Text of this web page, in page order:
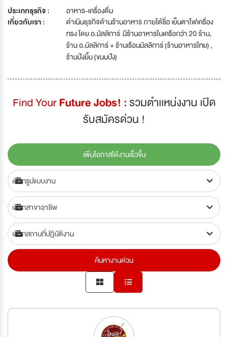
ประเภทธุรกิจ :
อาหาร-เครื่องดื่ม
เกี่ยวกับเรา :
ดำเนินธุรกิจด้านร้านอาหาร ภายใต้ชื่อ เย็นตาโฟเครื่อง
ทรง โดย อ.มัลลิการ์ มีร้านอาหารในเครือกว่า 20 ร้าน,
ร้าน อ.มัลลิการ์ + ร้านเรือนมัลลิการ์ (ร้านอาหารไทย) ,
ร้านปังยิ้ม (ขนมปัง)
Find YourFuture Jobs! :รวมตำเเหน่งงาน เปิด
รับสมัครด่วน !
เพิ่มโอกาสได้งานเร็วขึ้น
ค้นหางานด่วน